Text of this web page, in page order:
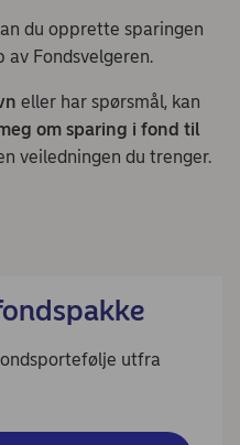
du opprette sparingen
Fondsvelgeren.
eller har spørsmål, kan
om sparing i fond til
veiledningen du trenger.
utfra